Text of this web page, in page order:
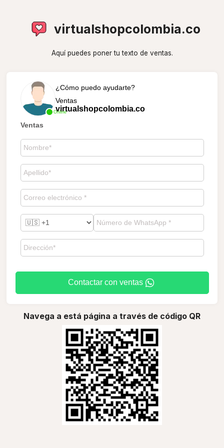
virtualshopcolombia.co
Aquí puedes poner tu texto de ventas.
Online
¿Cómo puedo ayudarte?
Ventas
virtualshopcolombia.co
Ventas
Contactar con ventas
Navega a está página a través de código QR